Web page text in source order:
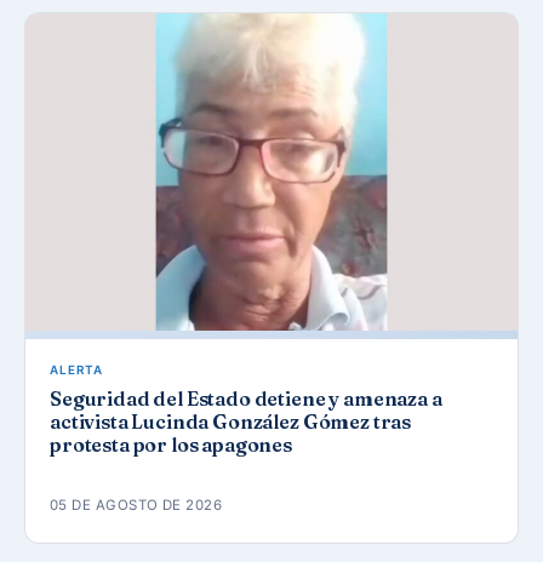
ALERTA
Seguridad del Estado detiene y amenaza a
activista Lucinda González Gómez tras
protesta por los apagones
05 DE AGOSTO DE 2026